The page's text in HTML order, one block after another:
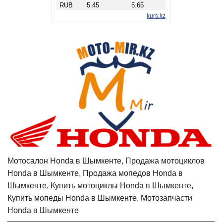
Мотосалон Honda в Шымкенте, Продажа мотоциклов
Honda в Шымкенте, Продажа мопедов Honda в
Шымкенте, Купить мотоциклы Honda в Шымкенте,
Купить мопеды Honda в Шымкенте, Мотозапчасти
Honda в Шымкенте